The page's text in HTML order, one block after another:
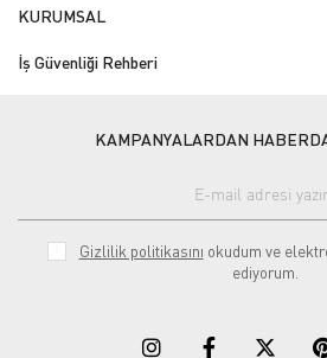
KURUMSAL
İş Güvenliği Rehberi
KAMPANYALARDAN
Gizlilik politikasını okudum ve
ediyorum.